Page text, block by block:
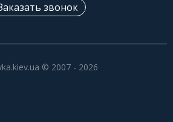
звонок
© 2007 - 2026